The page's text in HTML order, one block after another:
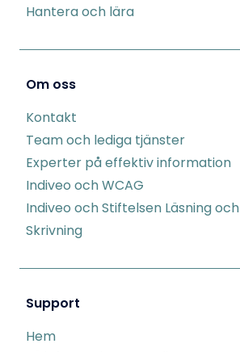
Hantera och lära
Om oss
Kontakt
Team och lediga tjänster
Experter på effektiv information
Indiveo och WCAG
Indiveo och Stiftelsen Läsning och
Skrivning
Support
Hem